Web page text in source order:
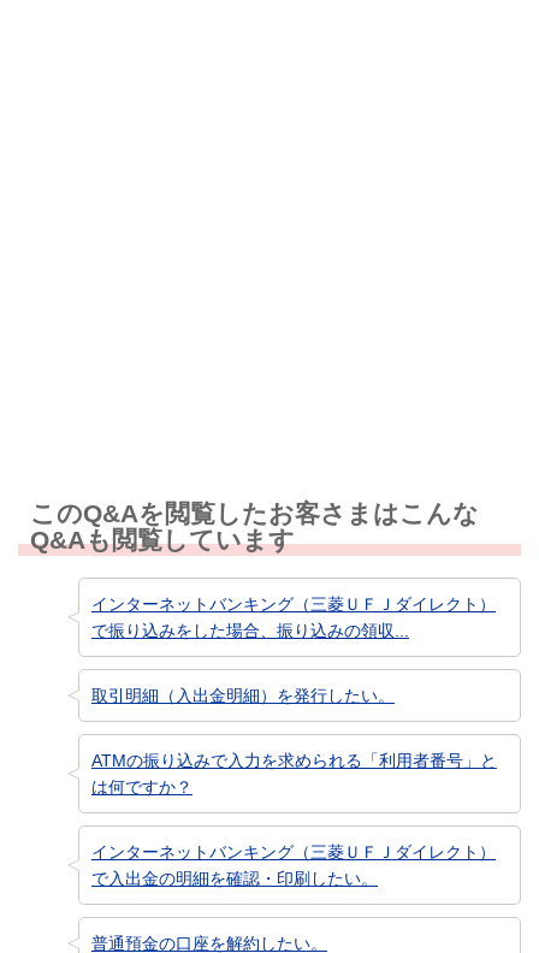
このQ&Aを閲覧したお客さまはこんな
Q&Aも閲覧しています
インターネットバンキング（三菱ＵＦＪダイレクト）
で振り込みをした場合、振り込みの領収...
取引明細（入出金明細）を発行したい。
ATMの振り込みで入力を求められる「利用者番号」と
は何ですか？
インターネットバンキング（三菱ＵＦＪダイレクト）
で入出金の明細を確認・印刷したい。
普通預金の口座を解約したい。